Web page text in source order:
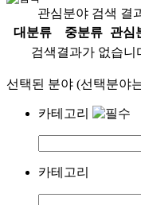
관심분야 검색 결
대분류
중분류
관심
검색결과가 없습니
선택된 분야 (선택분야
카테고리
카테고리